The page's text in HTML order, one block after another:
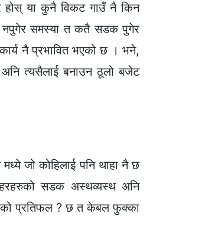
होस् या कुनै विकट गाउँ नै किन
समस्या त कतै सडक पुगेर
नै प्रभावित भएको छ । भने,
त्यसैलाई बनाउन ठूलो बजेट
जो कोहिलाई पनि थाहा नै छ
सडक अस्थव्यस्थ अनि
प्रतिफल ? छ त केबल फुक्का